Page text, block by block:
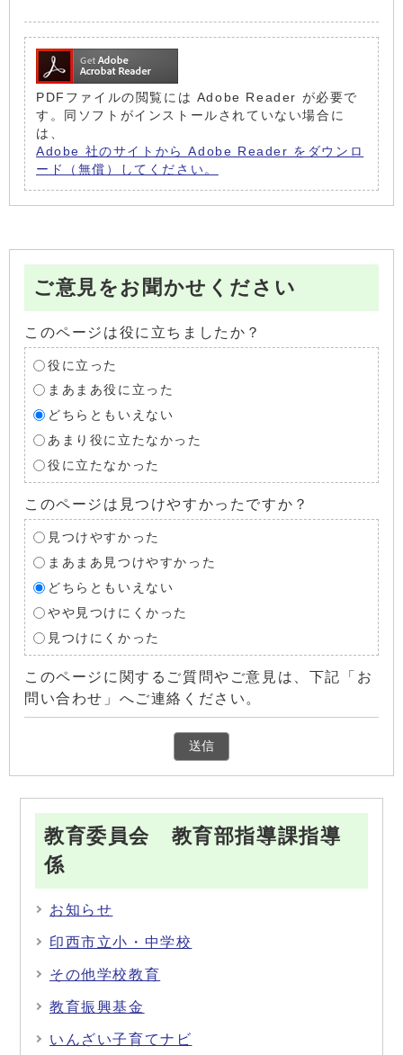
PDFファイルの閲覧には Adobe Reader が必要で
す。同ソフトがインストールされていない場合に
は、
Adobe 社のサイトから Adobe Reader をダウンロ
ード（無償）してください。
ご意見をお聞かせください
このページは役に立ちましたか？
役に立った
まあまあ役に立った
どちらともいえない
あまり役に立たなかった
役に立たなかった
このページは見つけやすかったですか？
見つけやすかった
まあまあ見つけやすかった
どちらともいえない
やや見つけにくかった
見つけにくかった
このページに関するご質問やご意見は、下記「お
問い合わせ」へご連絡ください。
教育委員会 教育部指導課指導
係
お知らせ
印西市立小・中学校
その他学校教育
教育振興基金
いんざい子育てナビ